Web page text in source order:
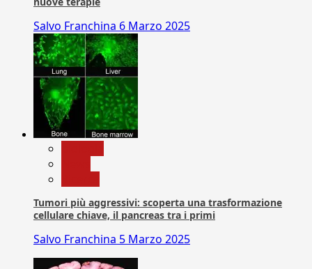
Salvo Franchina 6 Marzo 2025
Tumori più aggressivi: scoperta una trasformazione
cellulare chiave, il pancreas tra i primi
Salvo Franchina 5 Marzo 2025